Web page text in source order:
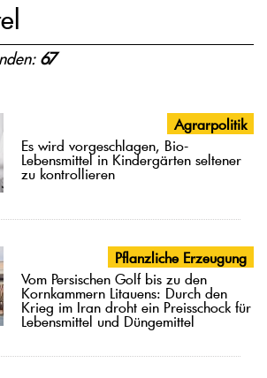
67
Agrarpolitik
Es wird vorgeschlagen, Bio-
Lebensmittel in Kindergärten seltener
zu kontrollieren
Pflanzliche Erzeugung
Vom Persischen Golf bis zu den
Kornkammern Litauens: Durch den
Krieg im Iran droht ein Preisschock für
Lebensmittel und Düngemittel